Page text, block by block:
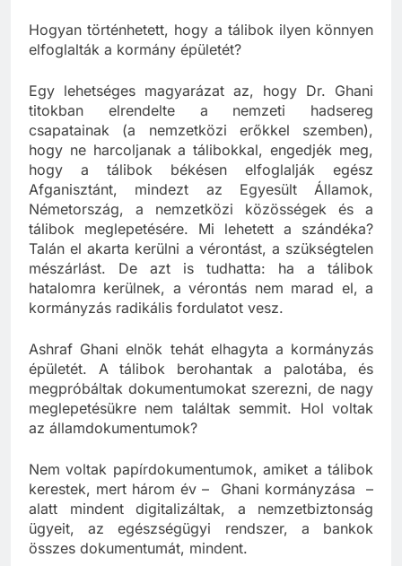
Hogyan történhetett, hogy a tálibok ilyen könnyen
Egy lehetséges magyarázat az, hogy Dr. Ghani
titokban elrendelte a nemzeti hadsereg
csapatainak (a nemzetközi erőkkel szemben),
hogy ne harcoljanak a tálibokkal, engedjék meg,
hogy a tálibok békésen elfoglalják egész
Afganisztánt, mindezt az Egyesült Államok,
Németország, a nemzetközi közösségek és a
tálibok meglepetésére. Mi lehetett a szándéka?
Talán el akarta kerülni a vérontást, a szükségtelen
mészárlást. De azt is tudhatta: ha a tálibok
hatalomra kerülnek, a vérontás nem marad el, a
Ashraf Ghani elnök tehát elhagyta a kormányzás
épületét. A tálibok berohantak a palotába, és
megpróbáltak dokumentumokat szerezni, de nagy
meglepetésükre nem találtak semmit. Hol voltak
Nem voltak papírdokumentumok, amiket a tálibok
kerestek, mert három év – Ghani kormányzása –
alatt mindent digitalizáltak, a nemzetbiztonság
ügyeit, az egészségügyi rendszer, a bankok